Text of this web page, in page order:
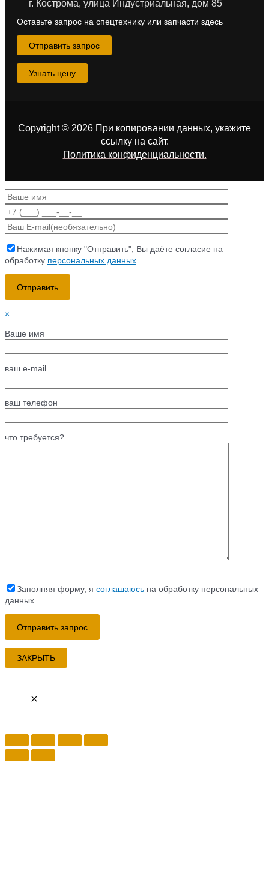
г. Кострома, улица Индустриальная, дом 85
Оставьте запрос на спецтехнику или запчасти здесь
Отправить запрос
Узнать цену
Copyright © 2026 При копировании данных, укажите
ссылку на сайт.
Политика конфиденциальности.
Нажимая кнопку "Отправить", Вы даёте согласие на
обработку персональных данных
×
Ваше имя
ваш e-mail
ваш телефон
что требуется?
Заполняя форму, я соглашаюсь на обработку персональных
данных
ЗАКРЫТЬ